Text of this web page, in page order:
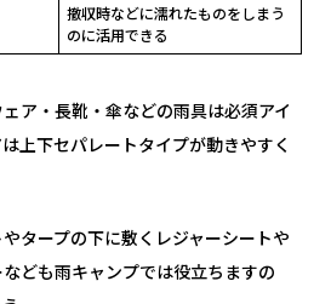
撤収時などに濡れたものをしまう
のに活用できる
ア・長靴・傘などの雨具は必須アイ
上下セパレートタイプが動きやすく
タープの下に敷くレジャーシートや
ども雨キャンプでは役立ちますの